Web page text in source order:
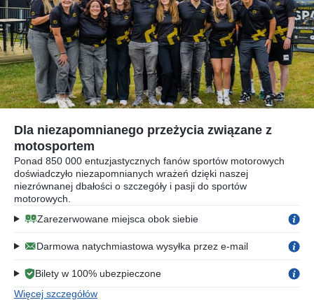
Dla niezapomnianego przeżycia związane z
motosportem
Ponad 850 000 entuzjastycznych fanów sportów motorowych
doświadczyło niezapomnianych wrażeń dzięki naszej
niezrównanej dbałości o szczegóły i pasji do sportów
motorowych.
Zarezerwowane miejsca obok siebie
Darmowa natychmiastowa wysyłka przez e-mail
Bilety w 100% ubezpieczone
Więcej szczegółów